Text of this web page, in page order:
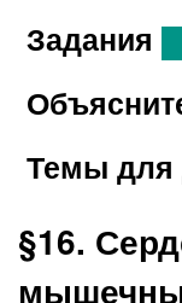
Задания
Темы для
§16.